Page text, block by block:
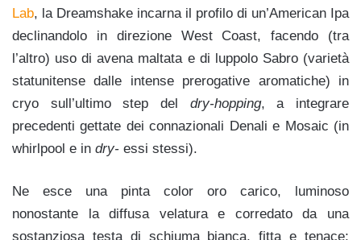
Lab, la Dreamshake incarna il profilo di un’American Ipa
declinandolo in direzione West Coast, facendo (tra
l’altro) uso di avena maltata e di luppolo Sabro (varietà
statunitense dalle intense prerogative aromatiche) in
cryo sull’ultimo step del dry-hopping, a integrare
precedenti gettate dei connazionali Denali e Mosaic (in
whirlpool e in dry- essi stessi).
Ne esce una pinta color oro carico, luminoso
nonostante la diffusa velatura e corredato da una
sostanziosa testa di schiuma bianca, fitta e tenace;